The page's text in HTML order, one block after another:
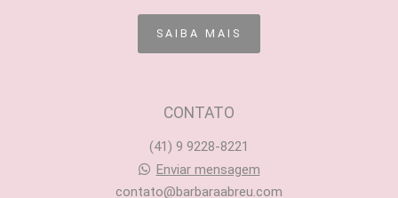
SAIBA MAIS
CONTATO
(41) 9 9228-8221
Enviar mensagem
contato@barbaraabreu.com